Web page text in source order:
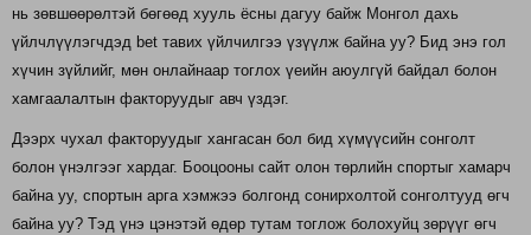
нь зөвшөөрөлтэй бөгөөд хууль ёсны дагуу байж Монгол дахь
үйлчлүүлэгчдэд bet тавих үйлчилгээ үзүүлж байна уу? Бид энэ гол
хүчин зүйлийг, мөн онлайнаар тоглох үеийн аюулгүй байдал болон
хамгаалалтын факторуудыг авч үздэг.
Дээрх чухал факторуудыг хангасан бол бид хүмүүсийн сонголт
болон үнэлгээг хардаг. Бооцооны сайт олон төрлийн спортыг хамарч
байна уу, спортын арга хэмжээ болгонд сонирхолтой сонголтууд өгч
байна уу? Тэд үнэ цэнэтэй өдөр тутам тоглож болохуйц зөрүүг өгч